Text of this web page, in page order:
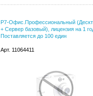
Р7-Офис.Профессиональный
+ Сервер базовый), лицензия на 1
Поставляется до 100 един
Арт. 11064411